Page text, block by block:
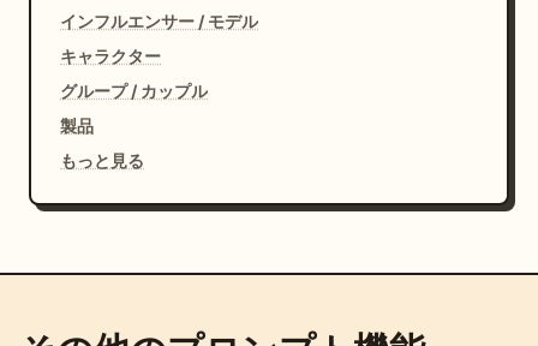
インフルエンサー / モデル
キャラクター
グループ / カップル
製品
もっと見る